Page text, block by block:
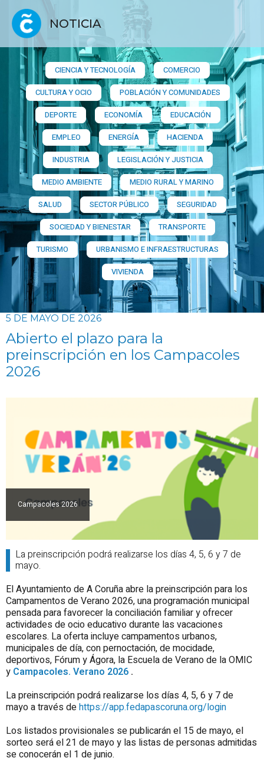
NOTICIA
CIENCIA Y TECNOLOGÍA
COMERCIO
CULTURA Y OCIO
POBLACIÓN Y COMUNIDADES
DEPORTE
ECONOMÍA
EDUCACIÓN
EMPLEO
ENERGÍA
HACIENDA
INDUSTRIA
LEGISLACIÓN Y JUSTICIA
MEDIO AMBIENTE
MEDIO RURAL Y MARINO
SALUD
SECTOR PÚBLICO
SEGURIDAD
SOCIEDAD Y BIENESTAR
TRANSPORTE
TURISMO
URBANISMO E INFRAESTRUCTURAS
VIVIENDA
5 DE MAYO DE 2026
Abierto el plazo para la
preinscripción en los Campacoles
2026
Campacoles 2026
La preinscripción podrá realizarse los días 4, 5, 6 y 7 de
mayo.
El Ayuntamiento de A Coruña abre la preinscripción para los
Campamentos de Verano 2026, una programación municipal
pensada para favorecer la conciliación familiar y ofrecer
actividades de ocio educativo durante las vacaciones
escolares. La oferta incluye campamentos urbanos,
municipales de día, con pernoctación, de mocidade,
deportivos, Fórum y Ágora, la Escuela de Verano de la OMIC
y Campacoles. Verano 2026 .
La preinscripción podrá realizarse los días 4, 5, 6 y 7 de
mayo a través dehttps://app.fedapascoruna.org/login
Los listados provisionales se publicarán el 15 de mayo, el
sorteo será el 21 de mayo y las listas de personas admitidas
se conocerán el 1 de junio.